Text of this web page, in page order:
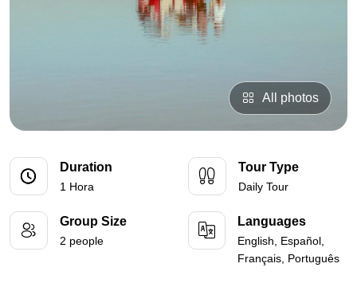
All photos
Duration
1 Hora
Tour Type
Daily Tour
Group Size
2 people
Languages
English, Español,
Français, Português